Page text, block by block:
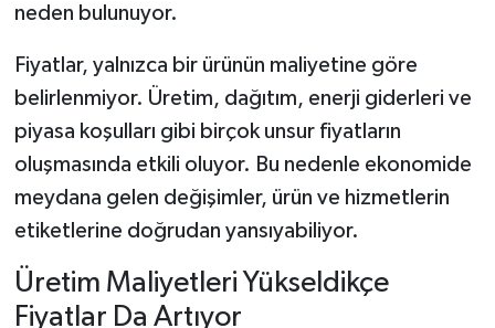
neden bulunuyor.
Fiyatlar, yalnızca bir ürünün maliyetine göre
belirlenmiyor. Üretim, dağıtım, enerji giderleri ve
piyasa koşulları gibi birçok unsur fiyatların
oluşmasında etkili oluyor. Bu nedenle ekonomide
meydana gelen değişimler, ürün ve hizmetlerin
etiketlerine doğrudan yansıyabiliyor.
Üretim Maliyetleri Yükseldikçe
Fiyatlar Da Artıyor